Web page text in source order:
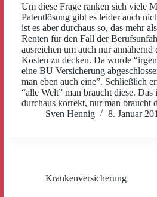
Um diese Frage ranken sich viele
Patentlösung gibt es leider auch
ist es aber durchaus so, das mehr
Renten für den Fall der
ausreichen um auch nur annähernd
Kosten zu decken. Da wurde
eine BU Versicherung
man eben auch eine”. Schließlich
“alle Welt” man braucht diese. Das
durchaus korrekt, nur man braucht
Sven Hennig
8. Januar
Krankenversicherung